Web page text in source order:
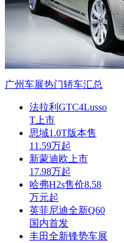
广州车展热门轿车汇总
法拉利GTC4Lusso
T上市
思域1.0T版本售
11.59万起
新蒙迪欧上市
17.98万起
哈弗H2s售价8.58
万元起
英菲尼迪全新Q60
国内首发
丰田全新锋势车展